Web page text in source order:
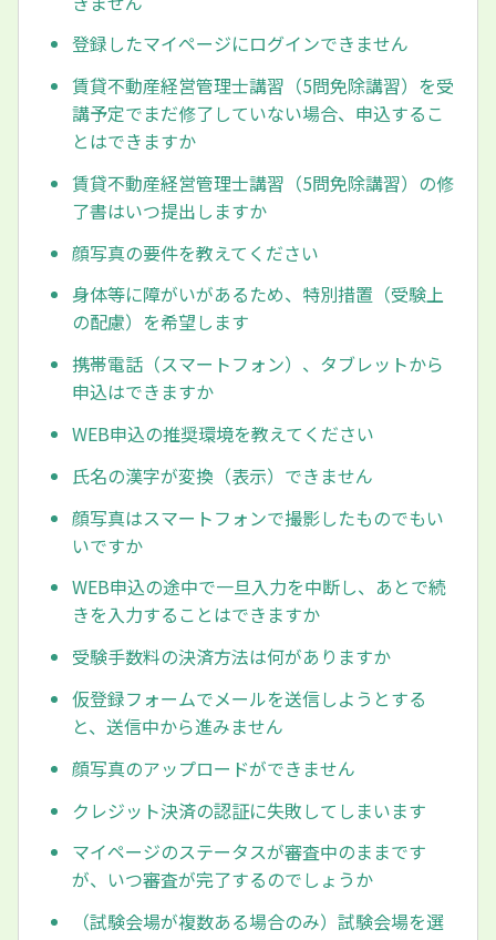
登録したマイページにログインできません
賃貸不動産経営管理士講習（5問免除講習）を受
講予定でまだ修了していない場合、申込するこ
とはできますか
賃貸不動産経営管理士講習（5問免除講習）の修
了書はいつ提出しますか
顔写真の要件を教えてください
身体等に障がいがあるため、特別措置（受験上
の配慮）を希望します
携帯電話（スマートフォン）、タブレットから
申込はできますか
WEB申込の推奨環境を教えてください
氏名の漢字が変換（表示）できません
顔写真はスマートフォンで撮影したものでもい
いですか
WEB申込の途中で一旦入力を中断し、あとで続
きを入力することはできますか
受験手数料の決済方法は何がありますか
仮登録フォームでメールを送信しようとする
と、送信中から進みません
顔写真のアップロードができません
クレジット決済の認証に失敗してしまいます
マイページのステータスが審査中のままです
が、いつ審査が完了するのでしょうか
（試験会場が複数ある場合のみ）試験会場を選